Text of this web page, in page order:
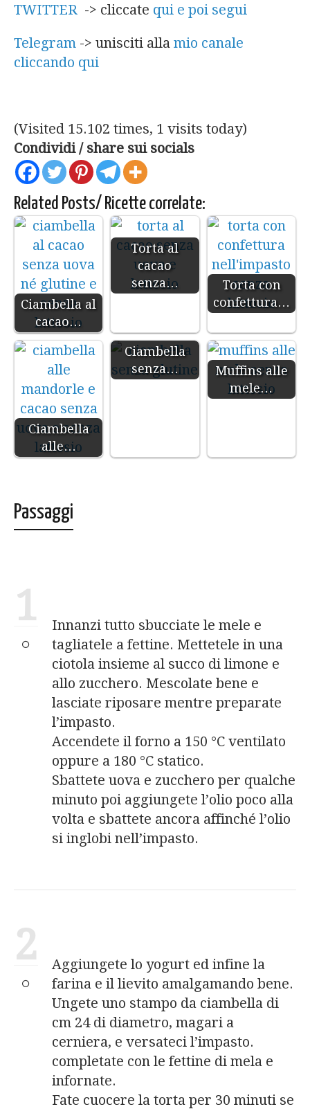
TWITTER -> cliccate qui e poi segui
Telegram -> unisciti alla mio canale
cliccando qui
(Visited 15.102 times, 1 visits today)
Condividi / share sui socials
Related Posts/ Ricette correlate:
Ciambella al
cacao…
Torta al
cacao
senza…
Torta con
confettura…
Ciambella
alle…
Ciambella
senza…
Muffins alle
mele…
Passaggi
1
Innanzi tutto sbucciate le mele e
tagliatele a fettine. Mettetele in una
ciotola insieme al succo di limone e
allo zucchero. Mescolate bene e
lasciate riposare mentre preparate
l’impasto.
Accendete il forno a 150 °C ventilato
oppure a 180 °C statico.
Sbattete uova e zucchero per qualche
minuto poi aggiungete l’olio poco alla
volta e sbattete ancora affinché l’olio
si inglobi nell’impasto.
2
Aggiungete lo yogurt ed infine la
farina e il lievito amalgamando bene.
Ungete uno stampo da ciambella di
cm 24 di diametro, magari a
cerniera, e versateci l’impasto.
completate con le fettine di mela e
infornate.
Fate cuocere la torta per 30 minuti se